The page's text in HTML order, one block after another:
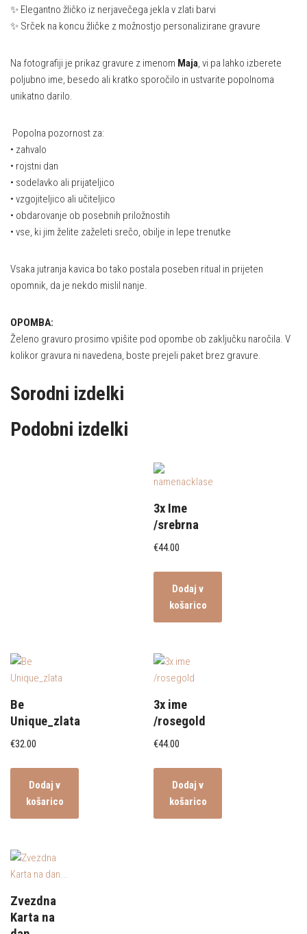
✨ Elegantno žličko iz nerjavečega jekla v zlati barvi
✨ Srček na koncu žličke z možnostjo personalizirane gravure
Na fotografiji je prikaz gravure z imenom Maja, vi pa lahko izberete
poljubno ime, besedo ali kratko sporočilo in ustvarite popolnoma
unikatno darilo.
Popolna pozornost za:
• zahvalo
• rojstni dan
• sodelavko ali prijateljico
• vzgojiteljico ali učiteljico
• obdarovanje ob posebnih priložnostih
• vse, ki jim želite zaželeti srečo, obilje in lepe trenutke
Vsaka jutranja kavica bo tako postala poseben ritual in prijeten
opomnik, da je nekdo mislil nanje.
OPOMBA:
Želeno gravuro prosimo vpišite pod opombe ob zaključku naročila. V
kolikor gravura ni navedena, boste prejeli paket brez gravure.
Sorodni izdelki
Podobni izdelki
3x Ime
/srebrna
€44.00
Dodaj v
košarico
Be
Unique_zlata
€32.00
Dodaj v
košarico
3x ime
/rosegold
€44.00
Dodaj v
košarico
Zvezdna
Karta na